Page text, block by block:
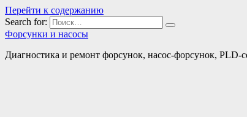
Перейти к содержанию
Search for:
Форсунки и насосы
Диагностика и ремонт форсунок, насос-форсунок,